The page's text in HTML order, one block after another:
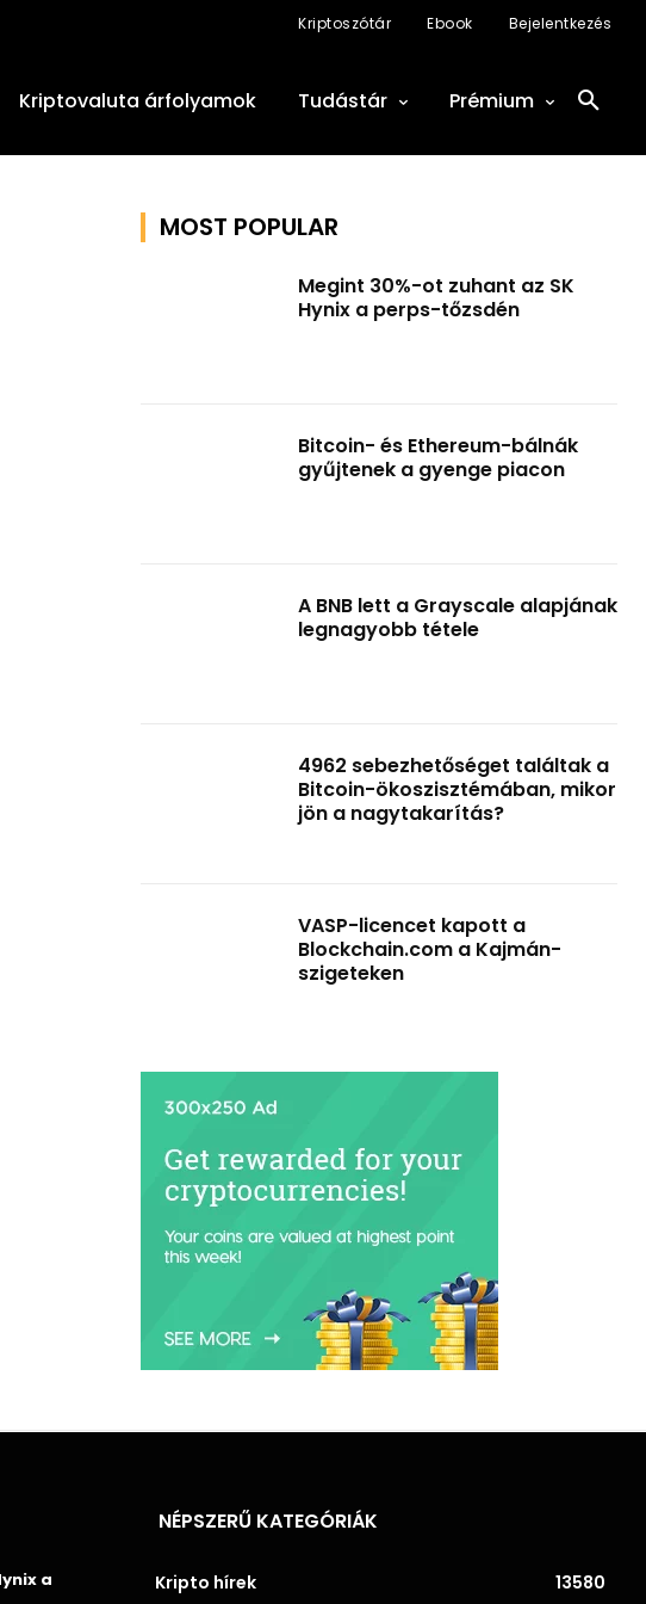
Kriptoszótár Ebook Bejelentkezés
Kriptovaluta árfolyamok Tudástár Prémium
MOST POPULAR
Megint 30%-ot zuhant az SK
Hynix a perps-tőzsdén
Bitcoin- és Ethereum-bálnák
gyűjtenek a gyenge piacon
A BNB lett a Grayscale alapjának
legnagyobb tétele
4962 sebezhetőséget találtak a
Bitcoin-ökoszisztémában, mikor
jön a nagytakarítás?
VASP-licencet kapott a
Blockchain.com a Kajmán-
szigeteken
a
NÉPSZERŰ KATEGÓRIÁK
Kripto hírek 13580